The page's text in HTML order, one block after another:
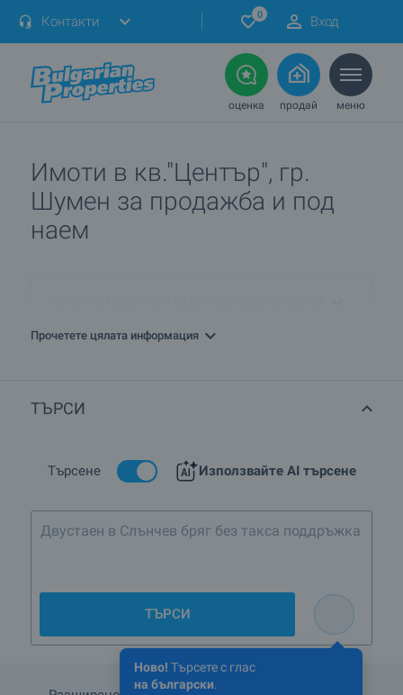
Контакти 0 Вход
оценка продай меню
Имоти в кв."Център", гр.
Шумен за продажба и под
наем
ПРОДАВАМ имот в кв.Център, гр.Шумен. Как мога да го
строителство в кв.Център, гр.Шумен?
гр.Шумен?
Прочетете цялата информация
ТЪРСИ
Търсене Използвайте AI търсене
Ново! Търсете с глас
на български.
Двустаен в Слънчев бряг без такса поддръжка
ТЪРСИ